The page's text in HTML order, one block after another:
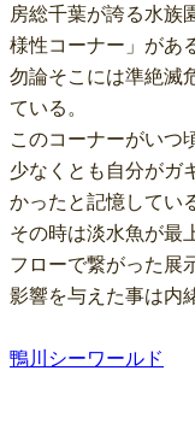
房総千葉が誇る水族
様性コーナー」があ
勿論そこには準絶滅
ている。
このコーナーがいつ
少なくとも自分がガ
かったと記憶してい
その時は淡水魚が最
フローで繋がった展
影響を与えた事は内
鴨川シーワールド